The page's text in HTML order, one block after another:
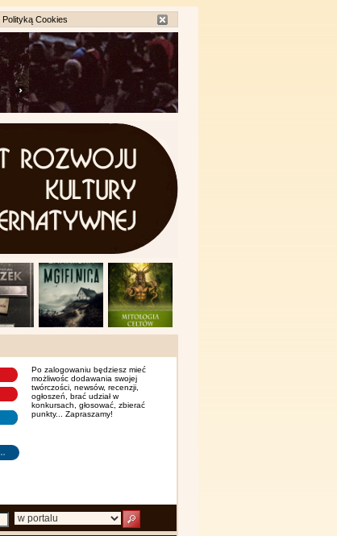
Polityką Cookies
Po zalogowaniu będziesz mieć
możliwośc dodawania swojej
twórczości, newsów, recenzji,
ogłoszeń, brać udział w
konkursach, głosować, zbierać
punkty... Zapraszamy!